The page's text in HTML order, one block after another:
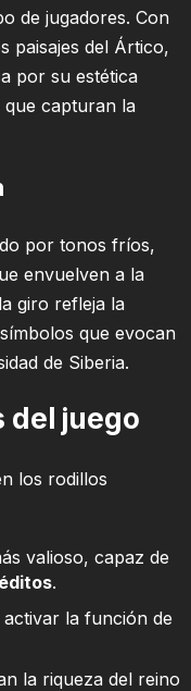
de jugadores. Con
paisajes del Ártico,
por su estética
que capturan la
por tonos fríos,
envuelven a la
giro refleja la
que evocan
de Siberia.
del juego
los rodillos
valioso, capaz de
.
la función de
la riqueza del reino